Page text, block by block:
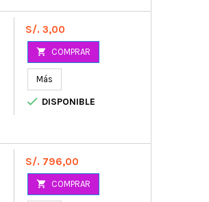
Precio
S/. 3,00
 COMPRAR
Más
 DISPONIBLE
Precio
S/. 796,00
 COMPRAR